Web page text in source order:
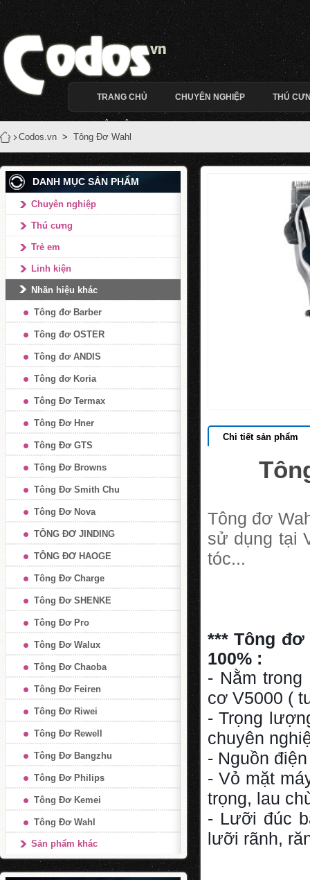
TRANG CHỦ CHUYÊN NGHIỆP THÚ
Codos.vn > Tông Đơ Wahl
DANH MỤC SẢN PHẨM
Chuyên nghiệp
Thú cưng
Trẻ em
Linh kiện
Nhãn hiệu khác
Tông đơ Barber
Tông đơ OSTER
Tông đơ ANDIS
Tông đơ Koria
Tông Đơ Termax
Tông Đơ Hner
Tông Đơ GTS
Tông Đơ Browns
Tông Đơ Smith Chu
Tông Đơ Nova
TÔNG ĐƠ JINDING
TÔNG ĐƠ HAOGE
Tông Đơ Charge
Tông Đơ SHENKE
Tông Đơ Pro
Tông Đơ Walux
Tông Đơ Chaoba
Tông Đơ Feiren
Tông Đơ Riwei
Tông Đơ Rewell
Tông Đơ Bangzhu
Tông Đơ Philips
Tông Đơ Kemei
Tông Đơ Wahl
Sản phẩm khác
Chi tiết sản phẩm
Tông đơ
sử dụng tại
tóc...
*** Tông đơ
100% :
- Nằm
cơ V5000 (
- Trọng
chuyên
- Nguồn
- Vỏ mặt
trọng, lau
- Lưỡi đúc
lưỡi rãnh,